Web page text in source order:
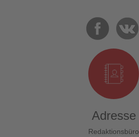
Adresse
Redaktionsbüro